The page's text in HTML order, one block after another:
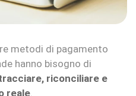
metodi di pagamento
hanno bisogno di
riconciliare e
reale.